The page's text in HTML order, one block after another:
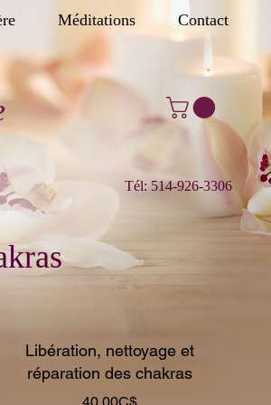
Tél: 514-926-3306
Méditations Contact
Libération, nettoyage et
réparation des chakras
Prix